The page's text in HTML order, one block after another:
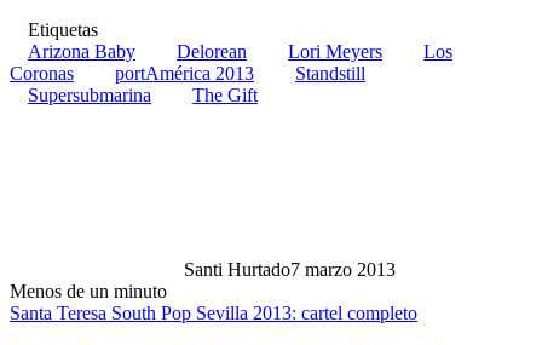
Etiquetas
Arizona Baby
Delorean Lori Meyers
Los
Coronas
portAmérica 2013
Standstill
Supersubmarina
The Gift
Santi Hurtado7 marzo 2013
Menos de un minuto
Santa Teresa South Pop Sevilla 2013: cartel completo